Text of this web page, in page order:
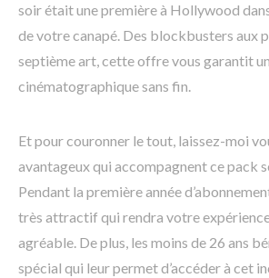
soir était une première à Hollywood
de votre canapé. Des blockbusters aux
septième art, cette offre vous garantit
cinématographique sans fin.
Et pour couronner le tout, laissez-moi
avantageux qui accompagnent ce pack
Pendant la première année
très attractif qui rendra votre
agréable. De plus, les moins de 26 ans
spécial qui leur permet d’accéder à cet